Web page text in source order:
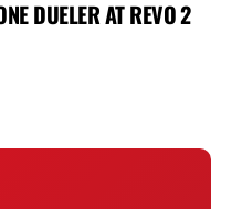
DUELER AT REVO 2